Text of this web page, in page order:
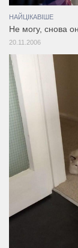
НАЙЦІКАВІШЕ
Не могу, снова
20.11.2006